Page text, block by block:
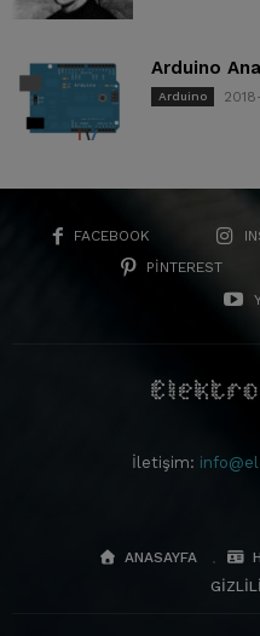
Arduino
Arduino
FACEBOOK
PINTEREST
İletişim:
ANASAYFA